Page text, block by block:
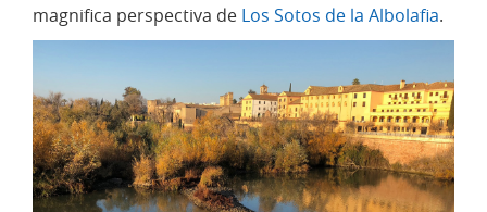
magnifica perspectiva de Los Sotos de la Albolafia.